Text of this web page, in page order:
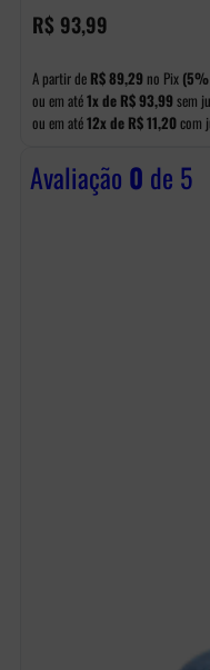
R$ 93,99
A partir de R$89,29 no Pix (5%
ou em até1x de R$93,99 sem
ou em até12x de R$11,20com
Avaliação 0 de 5